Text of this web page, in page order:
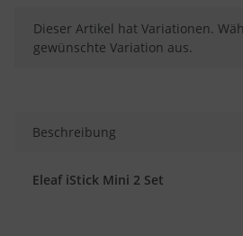
x
Dieser Artikel hat Variationen.
gewünschte Variation aus.
Beschreibung
Eleaf iStick Mini 2 Set